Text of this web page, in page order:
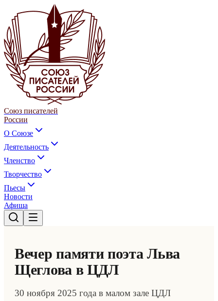
Союз писателей
России
О Союзе
Деятельность
Членство
Творчество
Пьесы
Новости
Афиша
Вечер памяти поэта Льва
Щеглова в ЦДЛ
30 ноября 2025 года в малом зале ЦДЛ